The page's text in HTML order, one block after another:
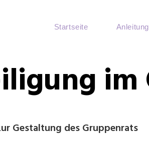
Startseite Anleitung
im
Gestaltung des Gruppenrats